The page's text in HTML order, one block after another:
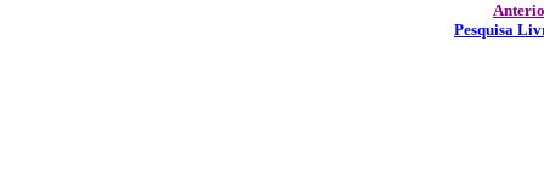
Pesquisa